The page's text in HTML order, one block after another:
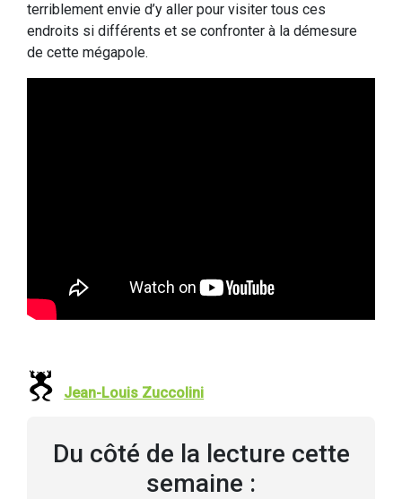
terriblement envie d’y aller pour visiter tous ces
endroits si différents et se confronter à la démesure
de cette mégapole.
Jean-Louis Zuccolini
Du côté de la lecture cette
semaine :